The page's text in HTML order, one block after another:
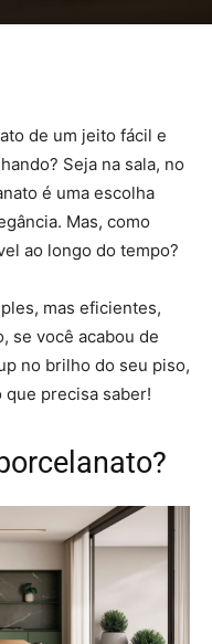
de um jeito fácil e
Seja na sala, no
é uma escolha
Mas, como
ao longo do tempo?
mas eficientes,
se você acabou de
no brilho do seu piso,
precisa saber!